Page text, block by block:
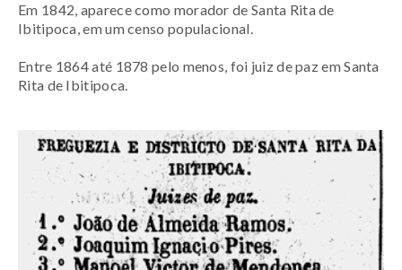
Em 1842, aparece como morador de Santa Rita de
Ibitipoca, em um censo populacional.
Entre 1864 até 1878 pelo menos, foi juiz de paz em Santa
Rita de Ibitipoca.